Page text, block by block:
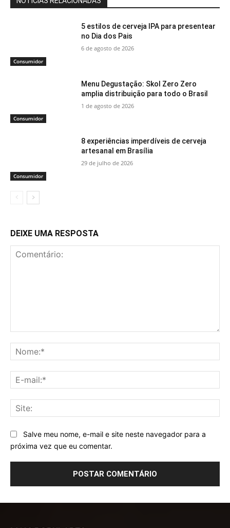
Consumidor
5 estilos de cerveja IPA para presentear
no Dia dos Pais
6 de agosto de 2026
Consumidor
Menu Degustação: Skol Zero Zero
amplia distribuição para todo o Brasil
1 de agosto de 2026
Consumidor
8 experiências imperdíveis de cerveja
artesanal em Brasília
29 de julho de 2026
DEIXE UMA RESPOSTA
Salve meu nome, e-mail e site neste navegador para a
próxima vez que eu comentar.